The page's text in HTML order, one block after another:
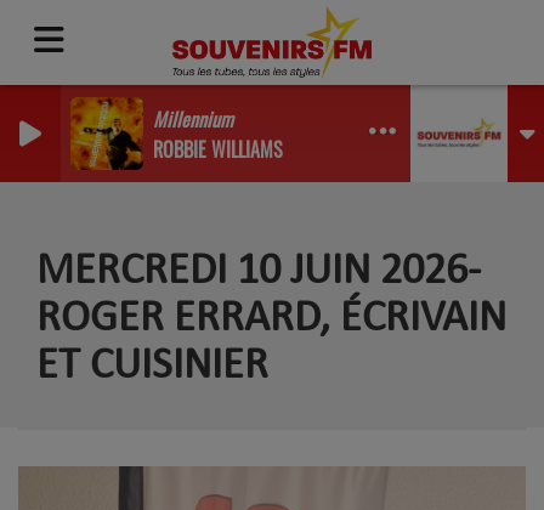
Millennium
ROBBIE WILLIAMS
MERCREDI 10 JUIN 2026-
ROGER ERRARD, ÉCRIVAIN
ET CUISINIER